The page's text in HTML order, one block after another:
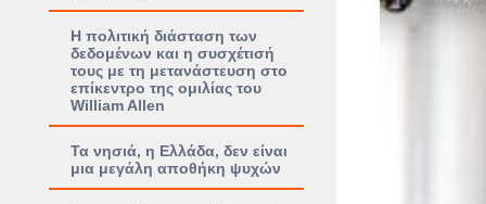
Η πολιτική διάσταση των
δεδομένων και η συσχέτισή
τους με τη μετανάστευση στο
επίκεντρο της ομιλίας του
William Allen
Τα νησιά, η Ελλάδα, δεν είναι
μια μεγάλη αποθήκη ψυχών